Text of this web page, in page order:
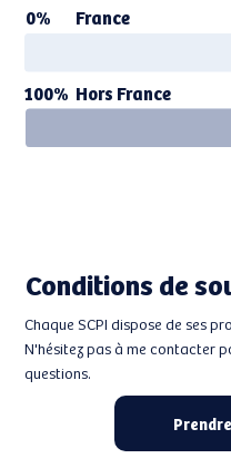
0% France
100% Hors France
Conditions de
Chaque SCPI dispose de ses
N'hésitez pas à me contacter
questions.